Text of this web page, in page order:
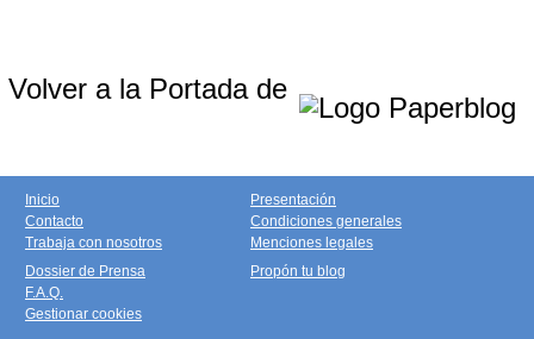
Volver a la Portada de
Inicio
Contacto
Trabaja con nosotros
Presentación
Condiciones generales
Menciones legales
Dossier de Prensa
F.A.Q.
Gestionar cookies
Propón tu blog